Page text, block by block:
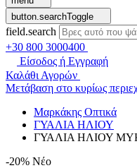
button.searchToggle
field.search
+30 800 3000400
Είσοδος ή Εγγραφή
Καλάθι Αγορών
Μετάβαση στο κυρίως
Μαρκάκης Οπτικά
ΓΥΑΛΙΑ ΗΛΙΟΥ
ΓΥΑΛΙΑ ΗΛΙΟΥ
-20% Νέο